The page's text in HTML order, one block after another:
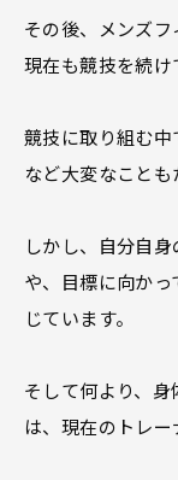
その後、メンズフ
現在も競技を続け
競技に取り組む
など大変なことも
しかし、自分自
や、目標に向か
じています。
そして何より、
は、現在のトレー